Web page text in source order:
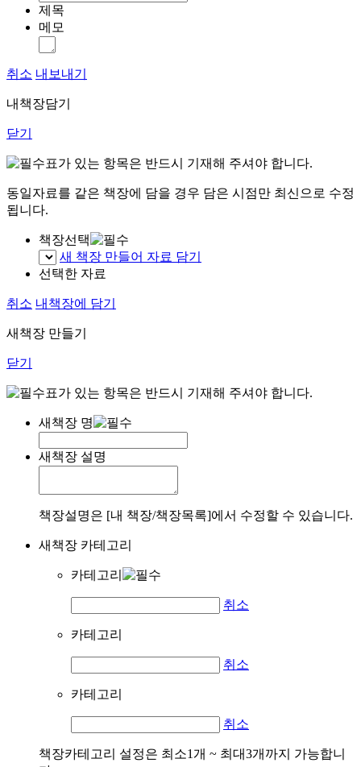
제목
메모
취소 내보내기
내책장담기
닫기
표가 있는 항목은 반드시 기재해 주셔야 합니다.
동일자료를 같은 책장에 담을 경우 담은 시점만 최신으로 수정
됩니다.
책장선택
새 책장 만들어 자료 담기
선택한 자료
취소 내책장에 담기
새책장 만들기
닫기
표가 있는 항목은 반드시 기재해 주셔야 합니다.
새책장 명
새책장 설명
책장설명은 [내 책장/책장목록]에서 수정할 수 있습니다.
새책장 카테고리
카테고리
취소
카테고리
취소
카테고리
취소
책장카테고리 설정은 최소1개 ~ 최대3개까지 가능합니